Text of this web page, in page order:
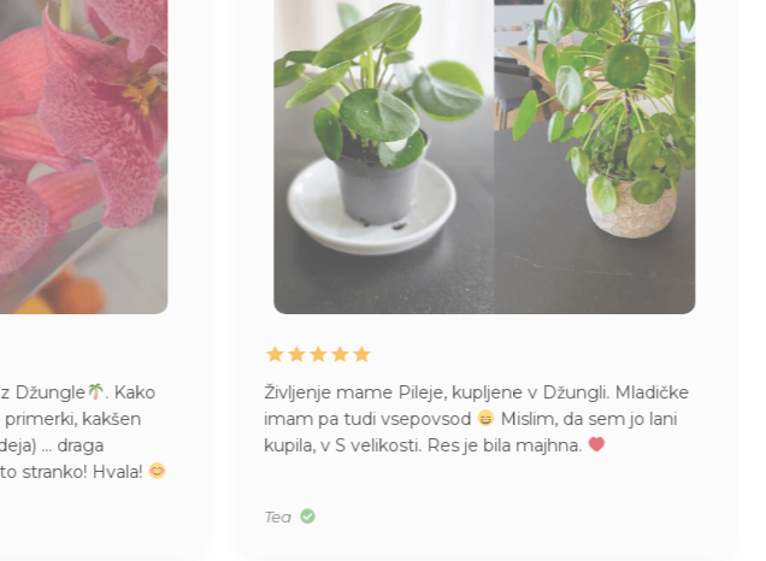
Džungle
. Kako
kakšen
… draga
stranko! Hvala!
Življenje mame Pileje, kupljene v Džungli. Mladičke
imam pa tudi vsepovsod
Mislim, da sem jo lani
kupila, v S velikosti. Res je bila majhna.
Tea